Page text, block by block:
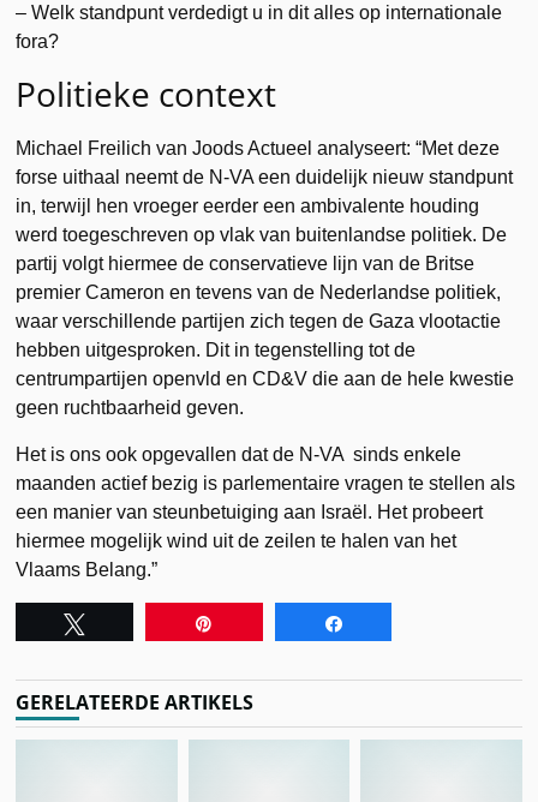
– Welk standpunt verdedigt u in dit alles op internationale
fora?
Politieke context
Michael Freilich van Joods Actueel analyseert: “Met deze
forse uithaal neemt de N-VA een duidelijk nieuw standpunt
in, terwijl hen vroeger eerder een ambivalente houding
werd toegeschreven op vlak van buitenlandse politiek. De
partij volgt hiermee de conservatieve lijn van de Britse
premier Cameron en tevens van de Nederlandse politiek,
waar verschillende partijen zich tegen de Gaza vlootactie
hebben uitgesproken. Dit in tegenstelling tot de
centrumpartijen openvld en CD&V die aan de hele kwestie
geen ruchtbaarheid geven.
Het is ons ook opgevallen dat de N-VA sinds enkele
maanden actief bezig is parlementaire vragen te stellen als
een manier van steunbetuiging aan Israël. Het probeert
hiermee mogelijk wind uit de zeilen te halen van het
Vlaams Belang.”
GERELATEERDE ARTIKELS